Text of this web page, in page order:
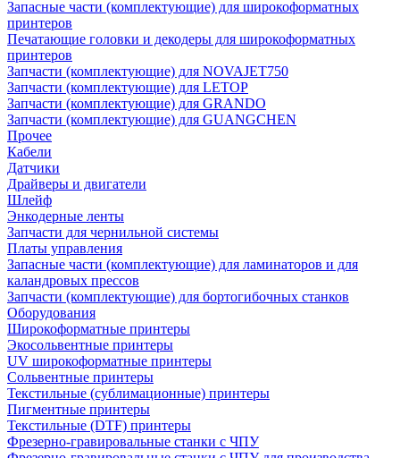
Запасные части (комплектующие) для широкоформатных
принтеров
Печатающие головки и декодеры для широкоформатных
принтеров
Запчасти (комплектующие) для NOVAJET750
Запчасти (комплектующие) для LETOP
Запчасти (комплектующие) для GRANDO
Запчасти (комплектующие) для GUANGCHEN
Прочее
Кабели
Датчики
Драйверы и двигатели
Шлейф
Энкодерные ленты
Запчасти для чернильной системы
Платы управления
Запасные части (комплектующие) для ламинаторов и для
каландровых прессов
Запчасти (комплектующие) для бортогибочных станков
Оборудования
Широкоформатные принтеры
Экосольвентные принтеры
UV широкоформатные принтеры
Сольвентные принтеры
Текстильные (сублимационные) принтеры
Пигментные принтеры
Текстильные (DTF) принтеры
Фрезерно-гравировальные станки с ЧПУ